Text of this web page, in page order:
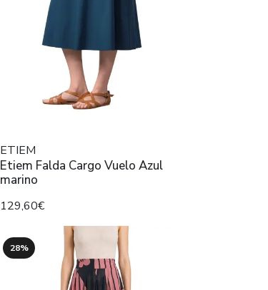
ETIEM
Etiem Falda Cargo Vuelo Azul
marino
129,60€
28%